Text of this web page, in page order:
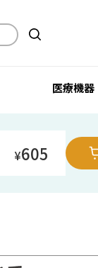
医療機器
¥605